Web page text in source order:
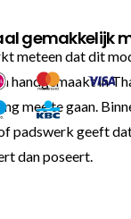
gemakkelijk
meteen dat dit
in
mee te gaan.
padswerk geeft
dan poseert.